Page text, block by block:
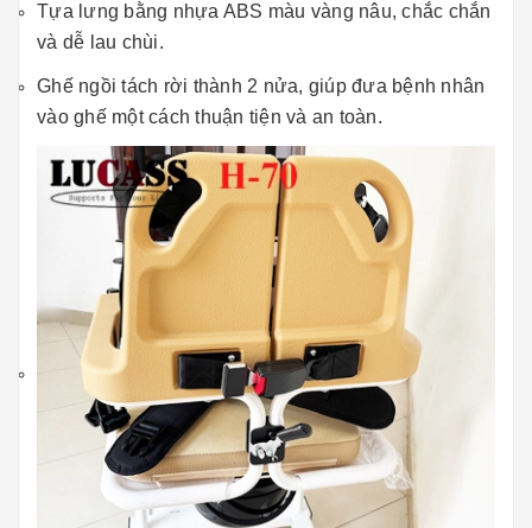
Tựa lưng bằng nhựa ABS màu vàng nâu, chắc chắn
và dễ lau chùi.
Ghế ngồi tách rời thành 2 nửa, giúp đưa bệnh nhân
vào ghế một cách thuận tiện và an toàn.